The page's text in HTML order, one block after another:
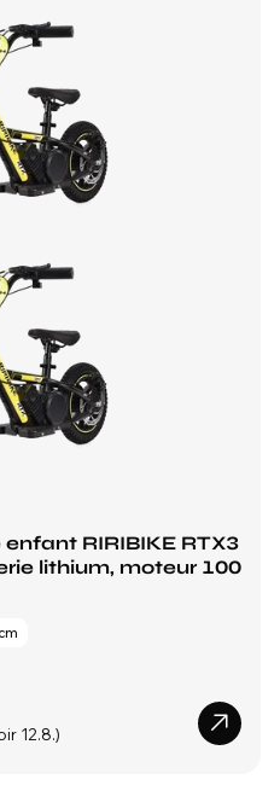
RIRIBIKE RTX3
lithium, moteur 100
12.8.)